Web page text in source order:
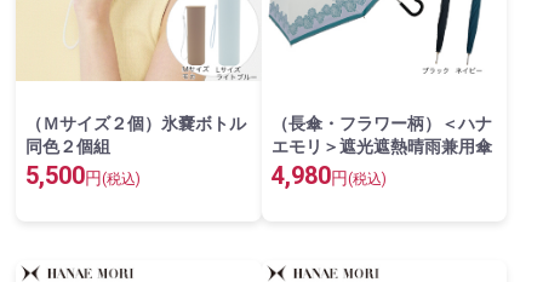
（Ｍサイズ２個）氷嚢ボトル
同色２個組
5,500円 (税込)
（長傘・フラワー柄）＜ハナ
エモリ＞遮光遮熱晴雨兼用傘
4,980円 (税込)